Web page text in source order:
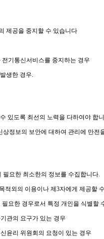
제공을 중지할 수 있습니다
기통신서비스를 중지하는 경우
생한 경우.
있도록 최선의 노력을 다하여야 합
정보의 보안에 대하여 관리에 만
필요한 최소한의 정보를 수집합니다.
적외의 이용이나 제 3자에게 제공할
요한 경우로서 특정 개인을 식별할
관의 요구가 있는 경우
윤리 위원회의 요청이 있는 경우